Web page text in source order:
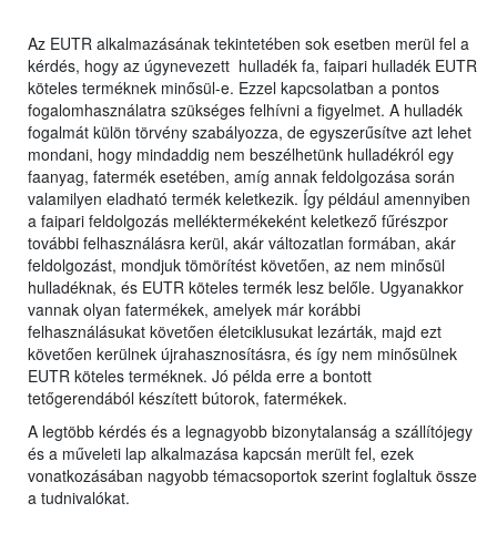
Az EUTR alkalmazásának tekintetében sok esetben merül fel a
kérdés, hogy az úgynevezett hulladék fa, faipari hulladék EUTR
köteles terméknek minősül-e. Ezzel kapcsolatban a pontos
fogalomhasználatra szükséges felhívni a figyelmet. A hulladék
fogalmát külön törvény szabályozza, de egyszerűsítve azt lehet
mondani, hogy mindaddig nem beszélhetünk hulladékról egy
faanyag, fatermék esetében, amíg annak feldolgozása során
valamilyen eladható termék keletkezik. Így például amennyiben
a faipari feldolgozás melléktermékeként keletkező fűrészpor
további felhasználásra kerül, akár változatlan formában, akár
feldolgozást, mondjuk tömörítést követően, az nem minősül
hulladéknak, és EUTR köteles termék lesz belőle. Ugyanakkor
vannak olyan fatermékek, amelyek már korábbi
felhasználásukat követően életciklusukat lezárták, majd ezt
követően kerülnek újrahasznosításra, és így nem minősülnek
EUTR köteles terméknek. Jó példa erre a bontott
tetőgerendából készített bútorok, fatermékek.
A legtöbb kérdés és a legnagyobb bizonytalanság a szállítójegy
és a műveleti lap alkalmazása kapcsán merült fel, ezek
vonatkozásában nagyobb témacsoportok szerint foglaltuk össze
a tudnivalókat.